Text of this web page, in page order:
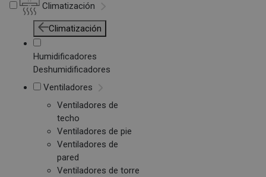
Climatización
Climatización
Humidificadores
Deshumidificadores
Ventiladores
Ventiladores de
techo
Ventiladores de pie
Ventiladores de
pared
Ventiladores de torre